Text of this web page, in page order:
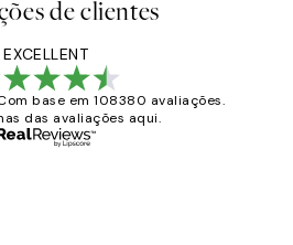
de clientes
EXCELLENT
base em 108380 avaliações.
das avaliações aqui.